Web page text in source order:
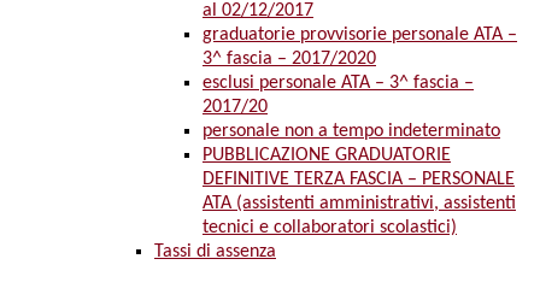
al 02/12/2017
graduatorie provvisorie personale ATA –
3^ fascia – 2017/2020
esclusi personale ATA – 3^ fascia –
2017/20
personale non a tempo indeterminato
PUBBLICAZIONE GRADUATORIE
DEFINITIVE TERZA FASCIA – PERSONALE
ATA (assistenti amministrativi, assistenti
tecnici e collaboratori scolastici)
Tassi di assenza